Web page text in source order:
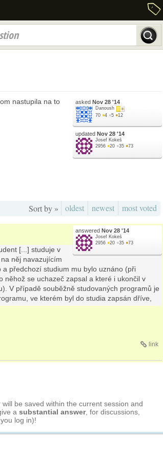
asked Nov 28 '14
Danoush
70 ●4 ●5 ●12
updated Nov 28 '14
Josef Kokeš
2956 ●20 ●35 ●73
nastupila na to
Sort by » oldest newest most voted
answered Nov 28 '14
Josef Kokeš
2956 ●20 ●35 ●73
[...] studuje v
něj navazujícím
předchozí studium mu bylo uznáno (při
se uchazeč zapsal a které i ukončil v
V případě souběžně studovaných programů je
ve kterém byl do studia zapsán dříve,
link
be saved within the current session and
a substantial answer, for discussions,
log in)!